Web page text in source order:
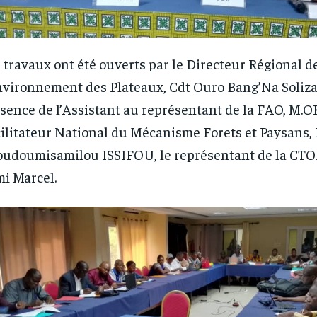
and you
1-YEAR
/ year
news and articles for a whole year.
By
and you
1-YEAR
/ year
news and articles for a whole year.
By
travaux ont été ouverts par le Directeur Régional
des Plateaux, Cdt Ouro Bang’Na
de l’Assistant au représentant de la FAO,
National du Mécanisme Forets et Paysans,
ISSIFOU, le représentant de la
Marcel.